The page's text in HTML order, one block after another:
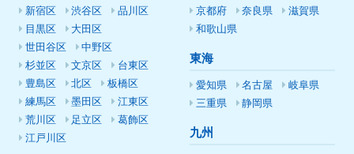
新宿区
渋谷区
品川区
目黒区
大田区
世田谷区
中野区
杉並区
文京区
台東区
豊島区
北区
板橋区
練馬区
墨田区
江東区
荒川区
足立区
葛飾区
江戸川区
京都府
奈良県
滋賀県
和歌山県
東海
愛知県 名古屋
岐阜県
三重県
静岡県
九州